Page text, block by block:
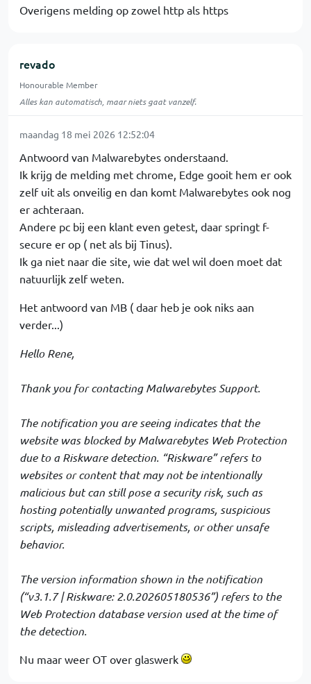
Overigens melding op zowel http als https
revado
Honourable Member
Alles kan automatisch, maar niets gaat vanzelf.
maandag 18 mei 2026 12:52:04
Antwoord van Malwarebytes onderstaand.
Ik krijg de melding met chrome, Edge gooit hem er ook
zelf uit als onveilig en dan komt Malwarebytes ook nog
er achteraan.
Andere pc bij een klant even getest, daar springt f-
secure er op ( net als bij Tinus).
Ik ga niet naar die site, wie dat wel wil doen moet dat
natuurlijk zelf weten.
Het antwoord van MB ( daar heb je ook niks aan
verder...)
Hello Rene,
Thank you for contacting Malwarebytes Support.
The notification you are seeing indicates that the
website was blocked by Malwarebytes Web Protection
due to a Riskware detection. “Riskware” refers to
websites or content that may not be intentionally
malicious but can still pose a security risk, such as
hosting potentially unwanted programs, suspicious
scripts, misleading advertisements, or other unsafe
behavior.
The version information shown in the notification
(“v3.1.7 | Riskware: 2.0.202605180536”) refers to the
Web Protection database version used at the time of
the detection.
Nu maar weer OT over glaswerk